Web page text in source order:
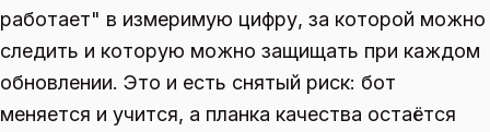
работает" в измеримую цифру, за которой можно
следить и которую можно защищать при каждом
обновлении. Это и есть снятый риск: бот
меняется и учится, а планка качества остаётся